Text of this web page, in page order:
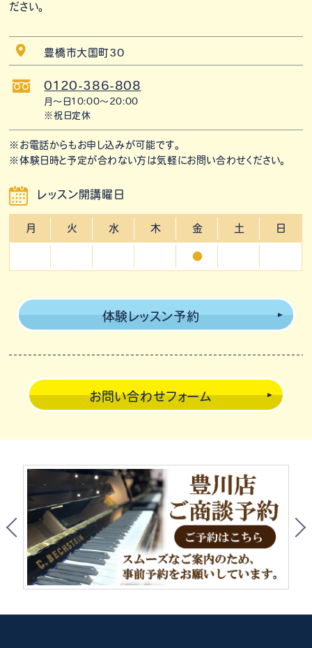
ださい。
豊橋市大国町30
0120-386-808
月〜日10:00〜20:00
※祝日定休
※お電話からもお申し込みが可能です。
※体験日時と予定が合わない方は気軽にお問い合わせください。
レッスン開講曜日
月 火 水 木 金 土 日
●
体験レッスン予約
お問い合わせフォーム